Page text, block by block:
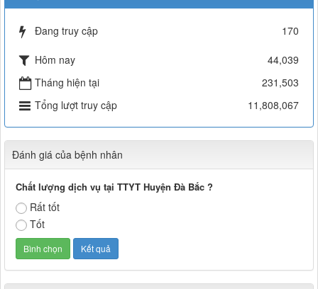
Đang truy cập 170
Hôm nay
44,039
Tháng hiện tại
231,503
Tổng lượt truy cập
11,808,067
Đánh giá của bệnh nhân
Chất lượng dịch vụ tại TTYT Huyện Đà Bắc ?
Rất tốt
Tốt